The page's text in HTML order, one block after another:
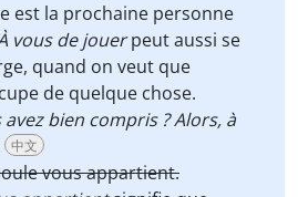
est la prochaine personne
vous de jouerpeut aussi se
quand on veut que
de quelque chose.
avez bien compris ? Alors, à
中文
vous appartient.